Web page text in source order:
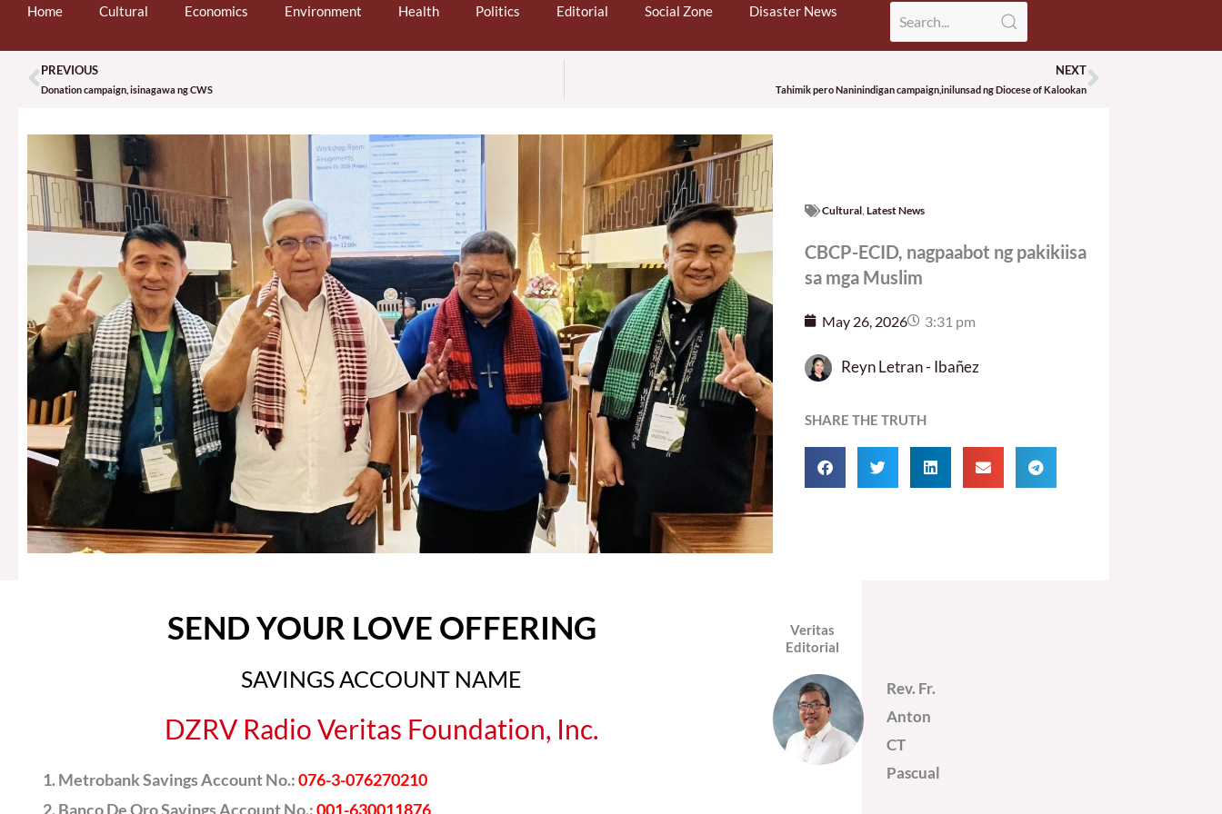
Home Cultural Economics Environment Health Politics Editorial Social Zone Disaster News
Prev
PREVIOUS
Donation campaign, isinagawa ng CWS
NEXT
Tahimik pero Naninindigan campaign,inilunsad ng Diocese of KalookanNext
Cultural, Latest News
CBCP-ECID, nagpaabot ng pakikiisa
sa mga Muslim
May 26, 2026 3:31 pm
Reyn Letran - Ibañez
SHARE THE TRUTH
SEND YOUR LOVE OFFERING
SAVINGS ACCOUNT NAME
DZRV Radio Veritas Foundation, Inc.
Metrobank Savings Account No.:076-3-076270210
Banco De Oro Savings Account No.:001-630011876
Veritas
Editorial
Rev. Fr.
Anton
CT
Pascual